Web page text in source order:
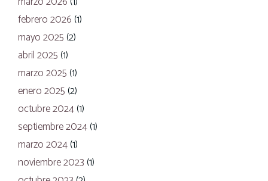
febrero 2026 (1)
mayo 2025 (2)
abril 2025 (1)
marzo 2025 (1)
enero 2025 (2)
octubre 2024(1)
septiembre 2024(1)
marzo 2024(1)
noviembre 2023 (1)